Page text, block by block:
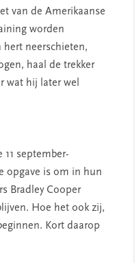
van de Amerikaanse
worden
neerschieten,
haal de trekker
wat hij later wel
september-
opgave is om in hun
Bradley Cooper
Hoe het ook zij,
Kort daarop